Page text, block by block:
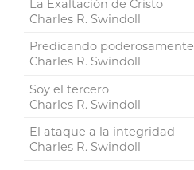
La Exaltación de Cristo
Charles R. Swindoll
Predicando poderosamente
Charles R. Swindoll
Soy el tercero
Charles R. Swindoll
El ataque a la integridad
Charles R. Swindoll